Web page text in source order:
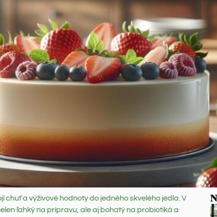
a výživové hodnoty do jedného skvelého jedla. V
ľahký na prípravu, ale aj bohatý na probiotiká a